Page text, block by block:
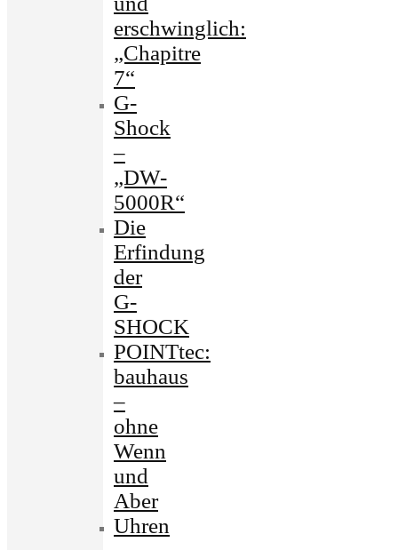
erschwinglich:
„Chapitre
7“
G-
Shock
–
„DW-
5000R“
Die
Erfindung
der
G-
SHOCK
POINTtec:
bauhaus
–
ohne
Wenn
und
Aber
Uhren